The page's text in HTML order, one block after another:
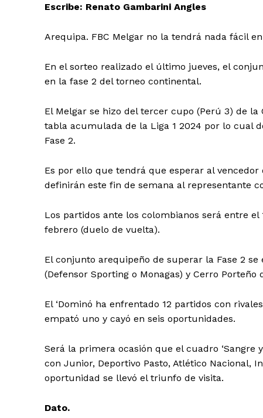
Escribe: Renato Gambarini Angles
Arequipa. FBC Melgar no la tendrá nada fácil
En el sorteo realizado el último jueves, el
en la fase 2 del torneo continental.
El Melgar se hizo del tercer cupo (Perú 3) de
tabla acumulada de la Liga 1 2024 por lo cual
Fase 2.
Es por ello que tendrá que esperar al
definirán este fin de semana al representante
Los partidos ante los colombianos será entre
febrero (duelo de vuelta).
El conjunto arequipeño de superar la Fase 2
(Defensor Sporting o Monagas) y Cerro Porteño
El ‘Dominó ha enfrentado 12 partidos con
empató uno y cayó en seis oportunidades.
Será la primera ocasión que el cuadro ‘Sangre
con Junior, Deportivo Pasto, Atlético Nacional,
oportunidad se llevó el triunfo de visita.
Dato.